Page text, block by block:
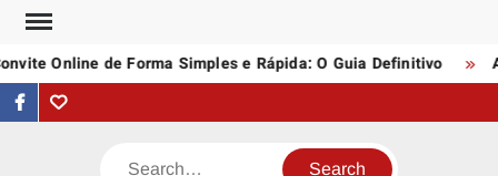
Skip
contentOnline de Forma Simples e Rápida: O Guia Definitivo
facebookTumblr
Search